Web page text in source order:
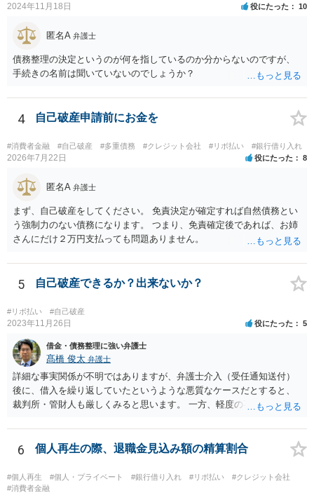
2024年11月18日 役にたった 10
匿名A 弁護士
債務整理の決定というのが何を指しているのか分からないのですが、
手続きの名前は聞いていないのでしょうか？
4 自己破産申請前にお金を
#消費者金融 #自己破産 #多重債務 #クレジット会社 #リボ払い #銀行借り入れ
2026年7月22日 役にたった 8
匿名A 弁護士
まず、自己破産をしてください。 免責決定が確定すれば自然債務とい
う強制力のない債務になります。 つまり、免責確定後であれば、お姉
さんにだけ２万円支払っても問題ありません。
5 自己破産できるか？出来ないか？
#リボ払い #自己破産
2023年11月26日 役にたった 5
借金・債務整理に強い弁護士
髙橋 俊太 弁護士
詳細な事実関係が不明ではありますが、弁護士介入（受任通知送付）
後に、借入を繰り返していたというような悪質なケースだとすると、
裁判所・管財人も厳しくみると思います。 一方、軽度の不注意による
財人に対して反省の姿勢を示せば、不許可という結果にはならないと
思われます。
6 個人再生の際、退職金見込み額の精算割合
#個人再生 #個人・プライベート #銀行借り入れ #リボ払い
#クレジット会社
#消費者金融